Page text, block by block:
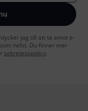
jag till att ta emot e-
helst. Du finner mer
sekretesspolicy.